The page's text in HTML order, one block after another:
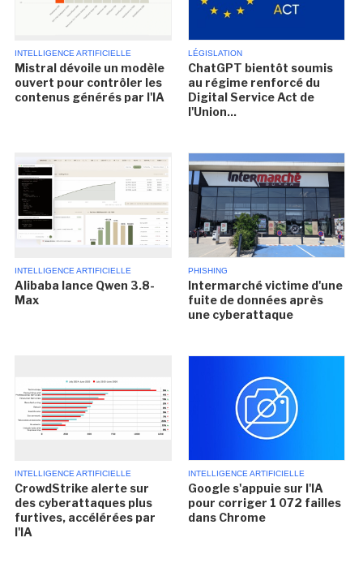
INTELLIGENCE ARTIFICIELLE
Mistral dévoile un modèle
ouvert pour contrôler les
contenus générés par l'IA
LÉGISLATION
ChatGPT bientôt soumis
au régime renforcé du
Digital Service Act de
l'Union...
INTELLIGENCE ARTIFICIELLE
Alibaba lance Qwen 3.8-
Max
PHISHING
Intermarché victime d'une
fuite de données après
une cyberattaque
INTELLIGENCE ARTIFICIELLE
CrowdStrike alerte sur
des cyberattaques plus
furtives, accélérées par
l'IA
INTELLIGENCE ARTIFICIELLE
Google s'appuie sur l'IA
pour corriger 1 072 failles
dans Chrome